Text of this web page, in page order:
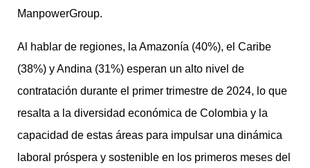
ManpowerGroup.
Al hablar de regiones, la Amazonía (40%), el Caribe
(38%) y Andina (31%) esperan un alto nivel de
contratación durante el primer trimestre de 2024, lo que
resalta a la diversidad económica de Colombia y la
capacidad de estas áreas para impulsar una dinámica
laboral próspera y sostenible en los primeros meses del